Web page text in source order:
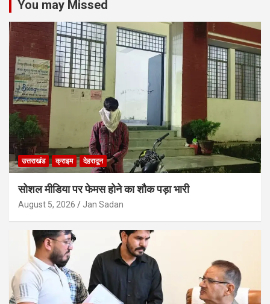
You may Missed
उत्तराखंड क्राइम देहरादून
सोशल मीडिया पर फेमस होने का शौक पड़ा भारी
August 5, 2026 Jan Sadan